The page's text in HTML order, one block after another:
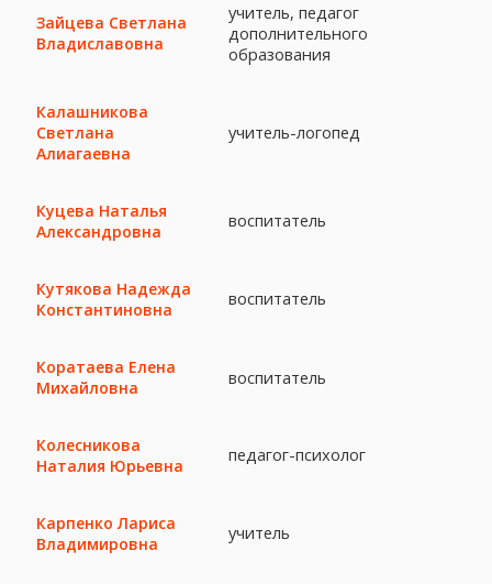
Зайцева Светлана
Владиславовна
учитель, педагог
дополнительного
образования
Калашникова
Светлана
Алиагаевна
учитель-логопед
Куцева Наталья
Александровна
воспитатель
Кутякова Надежда
Константиновна
воспитатель
Коратаева Елена
Михайловна
воспитатель
Колесникова
Наталия Юрьевна
педагог-психолог
Карпенко Лариса
Владимировна
учитель